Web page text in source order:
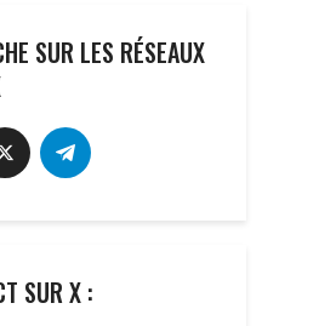
SUR LES RÉSEAUX
SUR X :